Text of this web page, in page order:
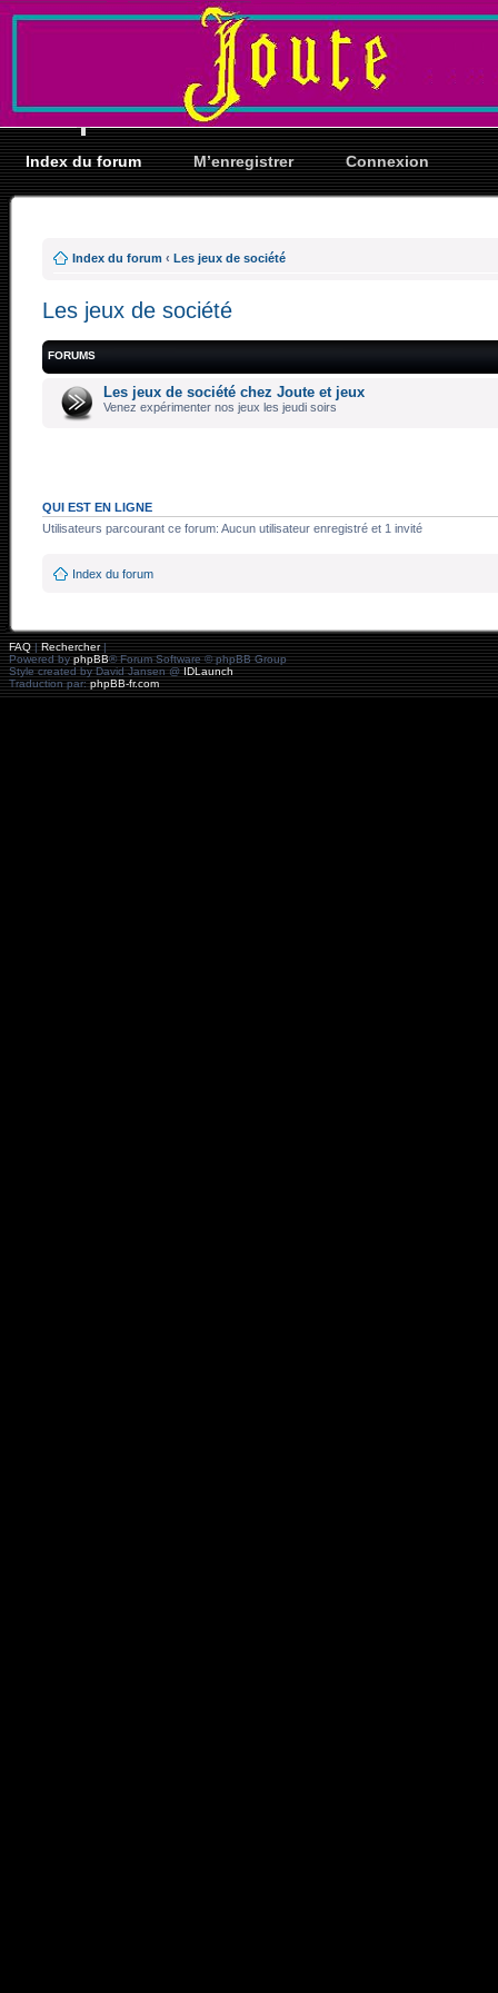
Index du forum M’enregistrer Connexion
Index du forum ‹ Les jeux de société
Les jeux de société
FORUMS
Les jeux de société chez Joute et jeux
Venez expérimenter nos jeux les jeudi soirs
QUI EST EN LIGNE
Utilisateurs parcourant ce forum: Aucun utilisateur enregistré et 1 invité
Index du forum
FAQ|Rechercher|
Powered byphpBB® Forum Software © phpBB Group
Style created by David Jansen @IDLaunch
Traduction par:phpBB-fr.com